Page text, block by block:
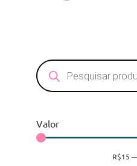
Valor
R$15